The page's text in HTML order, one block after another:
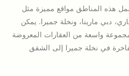
هذه المناطق مواقع مميزة مثل
دبي مارينا، ونخلة جميرا. يمكن
مجموعة واسعة من العقارات المعروضة
في نخلة جميرا إلى الشقق